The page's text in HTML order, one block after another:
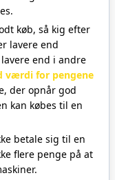
køb, så kig efter
lavere end
end i andre
værdi for pengene
der opnår god
kan købes til en
betale sig til en
flere penge på at